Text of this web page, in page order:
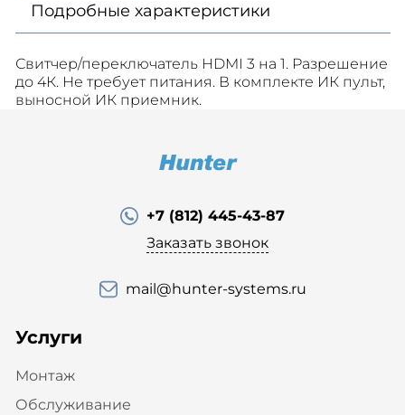
Подробные характеристики
Свитчер/переключатель HDMI 3 на 1. Разрешение
до 4К. Не требует питания. В комплекте ИК пульт,
выносной ИК приемник.
+7 (812) 445-43-87
Заказать звонок
mail@hunter-systems.ru
Услуги
Монтаж
Обслуживание